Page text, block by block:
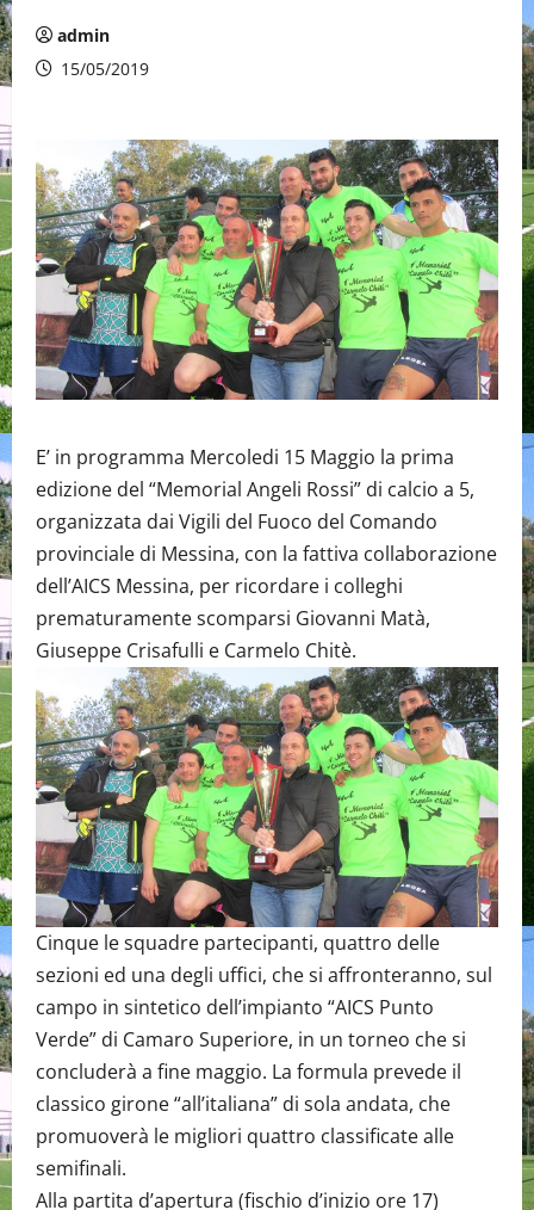
admin
15/05/2019
E’ in programma Mercoledi 15 Maggio la prima
edizione del “Memorial Angeli Rossi” di calcio a 5,
organizzata dai Vigili del Fuoco del Comando
provinciale di Messina, con la fattiva collaborazione
dell’AICS Messina, per ricordare i colleghi
prematuramente scomparsi Giovanni Matà,
Giuseppe Crisafulli e Carmelo Chitè.
Cinque le squadre partecipanti, quattro delle
sezioni ed una degli uffici, che si affronteranno, sul
campo in sintetico dell’impianto “AICS Punto
Verde” di Camaro Superiore, in un torneo che si
concluderà a fine maggio. La formula prevede il
classico girone “all’italiana” di sola andata, che
promuoverà le migliori quattro classificate alle
semifinali.
Alla partita d’apertura (fischio d’inizio ore 17)